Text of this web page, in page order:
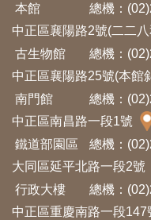
頁
友
善
措
施
服
務
網
本館 總機：
中正區襄陽路2號(二二
古生物館
總機：
中正區襄陽路25號(本館
南門館
總機：
中正區南昌路一段1號
鐵道部園區
總機：
大同區延平北路一段2號
行政大樓
總機：
中正區重慶南路一段